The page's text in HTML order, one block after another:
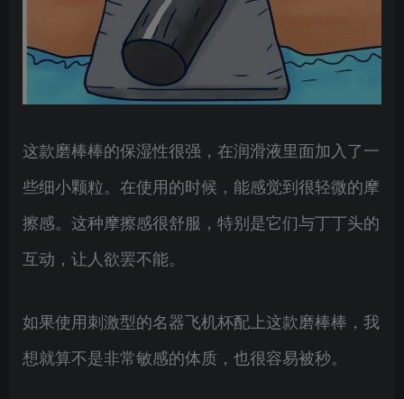
这款磨棒棒的保湿性很强，在润滑液里面加入了一
些细小颗粒。在使用的时候，能感觉到很轻微的摩
擦感。这种摩擦感很舒服，特别是它们与丁丁头的
互动，让人欲罢不能。
如果使用刺激型的名器飞机杯配上这款磨棒棒，我
想就算不是非常敏感的体质，也很容易被秒。